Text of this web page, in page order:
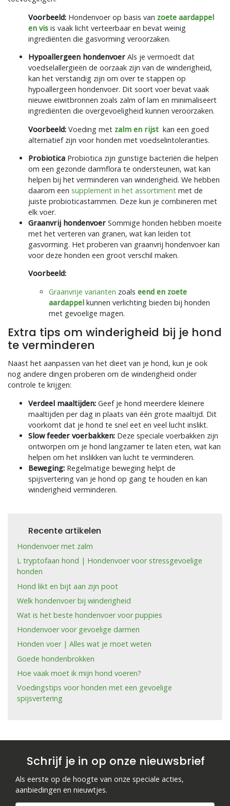
Voorbeeld: Hondenvoer op basis van zoete aardappel
en vis is vaak licht verteerbaar en bevat weinig
ingrediënten die gasvorming veroorzaken.
Hypoallergeen hondenvoer Als je vermoedt dat
voedselallergieën de oorzaak zijn van de winderigheid,
kan het verstandig zijn om over te stappen op
hypoallergeen hondenvoer. Dit soort voer bevat vaak
nieuwe eiwitbronnen zoals zalm of lam en minimaliseert
ingrediënten die overgevoeligheid kunnen veroorzaken.
Voorbeeld: Voeding met zalm en rijst kan een goed
alternatief zijn voor honden met voedselintoleranties.
Probiotica Probiotica zijn gunstige bacteriën die helpen
om een gezonde darmflora te ondersteunen, wat kan
helpen bij het verminderen van winderigheid. We hebben
daarom een supplement in het assortiment met de
juiste probioticastammen. Deze kun je combineren met
elk voer.
Graanvrij hondenvoer Sommige honden hebben moeite
met het verteren van granen, wat kan leiden tot
gasvorming. Het proberen van graanvrij hondenvoer kan
voor deze honden een groot verschil maken.
Voorbeeld:
Graanvrije varianten zoals eend en zoete
aardappel kunnen verlichting bieden bij honden
met gevoelige magen.
Extra tips om winderigheid bij je hond
te verminderen
Naast het aanpassen van het dieet van je hond, kun je ook
nog andere dingen proberen om de winderigheid onder
controle te krijgen:
Verdeel maaltijden: Geef je hond meerdere kleinere
maaltijden per dag in plaats van één grote maaltijd. Dit
voorkomt dat je hond te snel eet en veel lucht inslikt.
Slow feeder voerbakken: Deze speciale voerbakken zijn
ontworpen om je hond langzamer te laten eten, wat kan
helpen om het inslikken van lucht te verminderen.
Beweging: Regelmatige beweging helpt de
spijsvertering van je hond op gang te houden en kan
winderigheid verminderen.
Recente artikelen
Hondenvoer met zalm
L tryptofaan hond | Hondenvoer voor stressgevoelige
honden
Hond likt en bijt aan zijn poot
Welk hondenvoer bij winderigheid
Wat is het beste hondenvoer voor puppies
Hondenvoer voor gevoelige darmen
Honden voer | Alles wat je moet weten
Goede hondenbrokken
Hoe vaak moet ik mijn hond voeren?
Voedingstips voor honden met een gevoelige
spijsvertering
Schrijf je in op onze nieuwsbrief
Als eerste op de hoogte van onze speciale acties,
aanbiedingen en nieuwtjes.